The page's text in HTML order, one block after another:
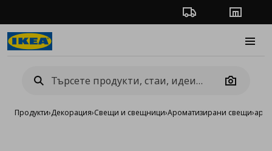
Проследяване на
Camera
Продукти›Декорация›Свещи и свещници›Ароматизирани свещи›